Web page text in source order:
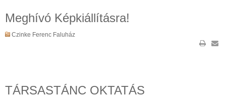
Meghívó Képkiállításra!
Czinke Ferenc Faluház
TÁRSASTÁNC OKTATÁS